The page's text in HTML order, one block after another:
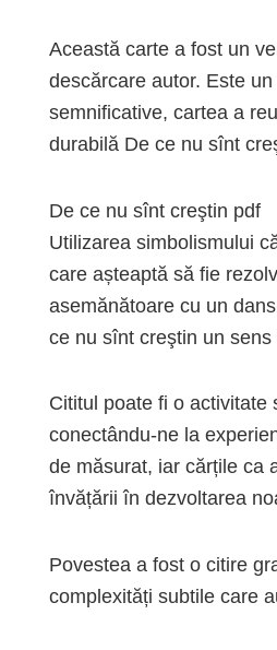
Această carte a fost un
descărcare autor. Este
semnificative, cartea a
durabilă De ce nu sînt
De ce nu sînt creştin pdf
Utilizarea simbolismului
care așteaptă să fie
asemănătoare cu un
ce nu sînt creştin un
Cititul poate fi o activitate
conectându-ne la
de măsurat, iar cărțile ca
învățării în dezvoltarea
Povestea a fost o citire
complexități subtile care